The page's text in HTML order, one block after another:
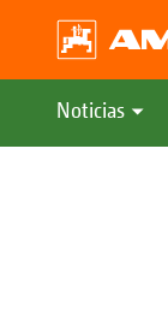
Noticias